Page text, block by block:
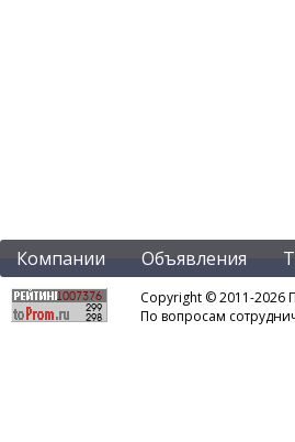
Компании Объявления
Copyright © 2011-2026
По вопросам